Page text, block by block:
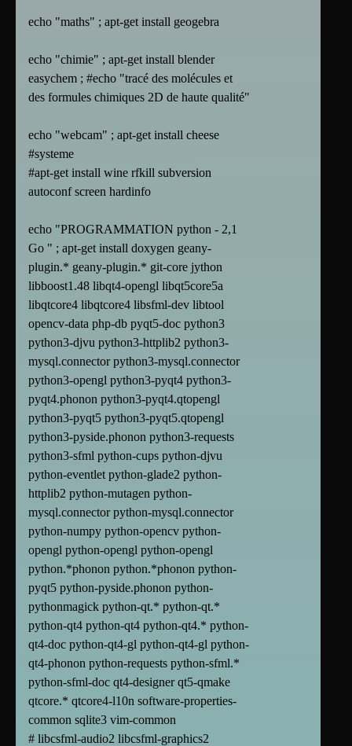
echo "maths" ; apt-get install geogebra
echo "chimie" ; apt-get install blender
easychem ; #echo "tracé des molécules et
des formules chimiques 2D de haute qualité"
echo "webcam" ; apt-get install cheese
#systeme
#apt-get install wine rfkill subversion
autoconf screen hardinfo
echo "PROGRAMMATION python - 2,1
Go " ; apt-get install doxygen geany-
plugin.* geany-plugin.* git-core jython
libboost1.48 libqt4-opengl libqt5core5a
libqtcore4 libqtcore4 libsfml-dev libtool
opencv-data php-db pyqt5-doc python3
python3-djvu python3-httplib2 python3-
mysql.connector python3-mysql.connector
python3-opengl python3-pyqt4 python3-
pyqt4.phonon python3-pyqt4.qtopengl
python3-pyqt5 python3-pyqt5.qtopengl
python3-pyside.phonon python3-requests
python3-sfml python-cups python-djvu
python-eventlet python-glade2 python-
httplib2 python-mutagen python-
mysql.connector python-mysql.connector
python-numpy python-opencv python-
opengl python-opengl python-opengl
python.*phonon python.*phonon python-
pyqt5 python-pyside.phonon python-
pythonmagick python-qt.* python-qt.*
python-qt4 python-qt4 python-qt4.* python-
qt4-doc python-qt4-gl python-qt4-gl python-
qt4-phonon python-requests python-sfml.*
python-sfml-doc qt4-designer qt5-qmake
qtcore.* qtcore4-l10n software-properties-
common sqlite3 vim-common
# libcsfml-audio2 libcsfml-graphics2